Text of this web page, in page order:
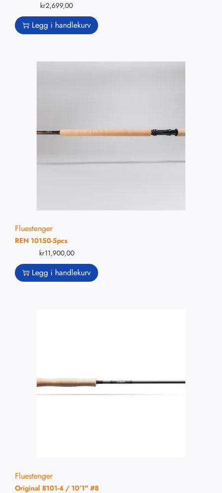
kr2,699,00
Legg i handlekurv
Fluestenger
REN 10150-5pcs
kr11,900,00
Legg i handlekurv
Fluestenger
Original 8101-4 / 10’1″ #8